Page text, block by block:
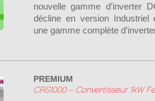
nouvelle gamme d’inverter
décline en version Industriel
une gamme complète
PREMIUM
CRS1000 – Convertisseur 1kW